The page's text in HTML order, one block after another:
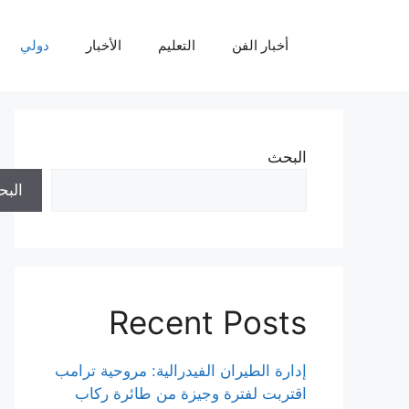
أخبار الفن التعليم الأخبار دولي
البحث
Recent Posts
إدارة الطيران الفيدرالية: مروحية ترامب
اقتربت لفترة وجيزة من طائرة ركاب